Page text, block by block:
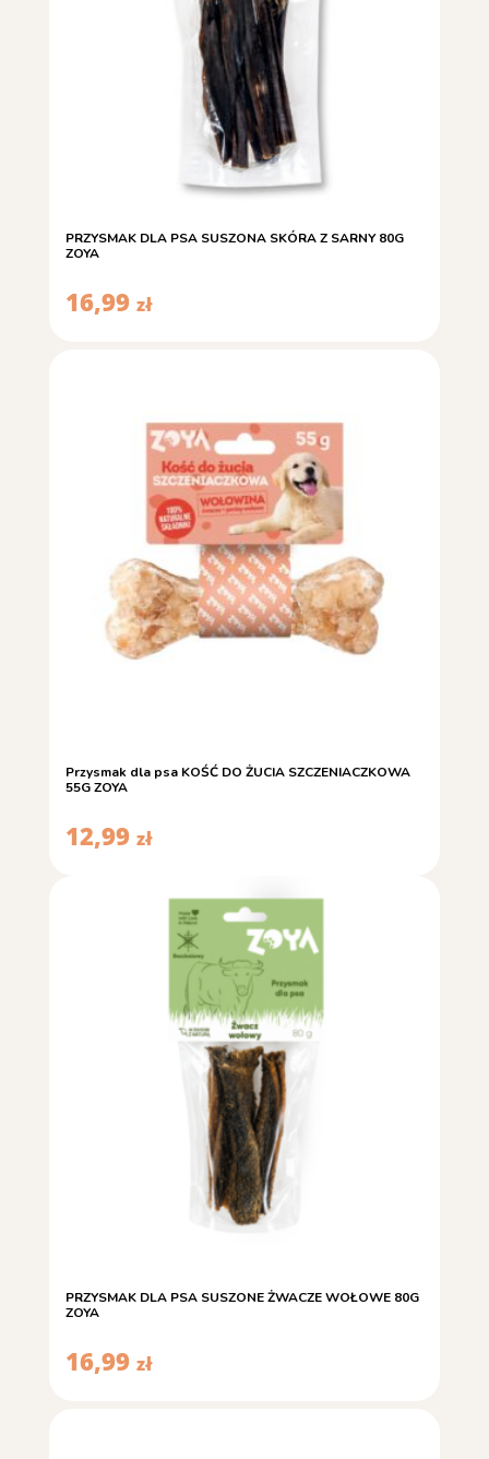
PRZYSMAK DLA PSA SUSZONA SKÓRA Z SARNY 80G
ZOYA
16,99 zł
Przysmak dla psa KOŚĆ DO ŻUCIA SZCZENIACZKOWA
55G ZOYA
12,99 zł
PRZYSMAK DLA PSA SUSZONE ŻWACZE WOŁOWE 80G
ZOYA
16,99 zł